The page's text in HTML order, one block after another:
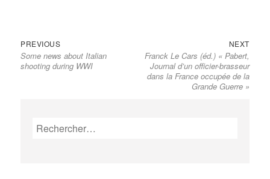
Navigation
de
l’article
PREVIOUSPrevious
post:
Some news about Italian
shooting during WWI
NEXTNext
Franck Le Cars (éd.) « Pabert,
Journal d’un officier-brasseur
dans la France occupée de la
Grande Guerre »
Rechercher :